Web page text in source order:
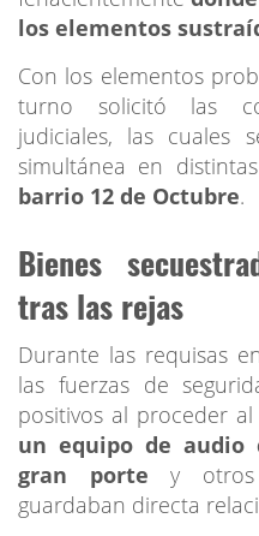
los elementos
Con los elementos
turno solicitó las
judiciales, las cuales
simultánea en
barrio 12 de Octubre.
Bienes
tras las rejas
Durante las requisas
las fuerzas de
positivos al proceder
un equipo de audio
gran porte y otros
guardaban directa